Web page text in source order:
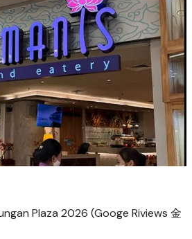
Plaza 2026 (Googe Riviews 金